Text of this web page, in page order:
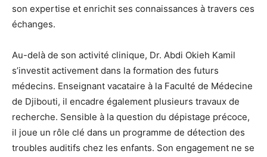
son expertise et enrichit ses connaissances à travers ces
échanges.
Au-delà de son activité clinique, Dr. Abdi Okieh Kamil
s’investit activement dans la formation des futurs
médecins. Enseignant vacataire à la Faculté de Médecine
de Djibouti, il encadre également plusieurs travaux de
recherche. Sensible à la question du dépistage précoce,
il joue un rôle clé dans un programme de détection des
troubles auditifs chez les enfants. Son engagement ne se